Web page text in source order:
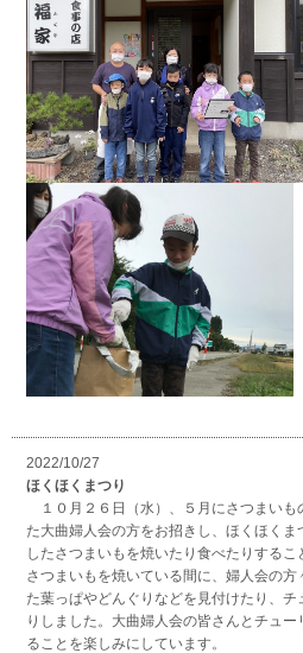
2022/10/27
ほくほくまつり
１０月２６日（水）、５月にさつまいも
た大曲婦人会の方をお招きし、ほくほく
したさつまいもを焼いたり食べたりするこ
さつまいもを焼いている間に、婦人会の
た葉っぱやどんぐりなどを見付けたり、
りしました。大曲婦人会の皆さんとチュー
ることを楽しみにしています。